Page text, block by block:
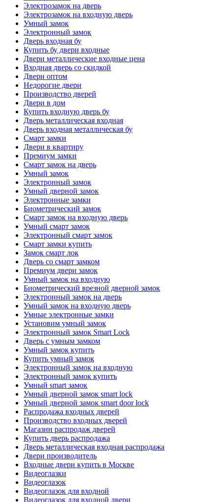
Электрозамок на дверь
Электрозамок на входную дверь
Умный замок
Электронный замок
Дверь входная бу
Купить бу двери входные
Двери металлические входные цена
Входная дверь со скидкой
Двери оптом
Недорогие двери
Производство дверей
Двери в дом
Купить входную дверь бу
Дверь металлическая входная
Дверь входная металлическая бу
Смарт замки
Двери в квартиру
Премиум замки
Смарт замок на дверь
Умный замок
Электронный замок
Умный дверной замок
Электронные замки
Биометрический замок
Смарт замок на входную дверь
Умный смарт замок
Электронный смарт замок
Смарт замки купить
Замок смарт лок
Дверь со смарт замком
Премиум двери замок
Умный замок на входную
Биометрический врезной дверной замок
Электронный замок на дверь
Умный замок на входную дверь
Умные электронные замки
Установим умный замок
Электронный замок Smart Lock
Дверь с умным замком
Умный замок купить
Купить умный замок
Электронный замок на входную
Электронный замок купить
Умный smart замок
Умный дверной замок smart lock
Умный дверной замок smart door lock
Распродажа входных дверей
Производство входных дверей
Магазин распродаж дверей
Купить дверь распродажа
Дверь металлическая входная распродажа
Двери производитель
Входные двери купить в Москве
Видеоглазки
Видеоглазок
Видеоглазок для входной
Видеоглазок для входной двери